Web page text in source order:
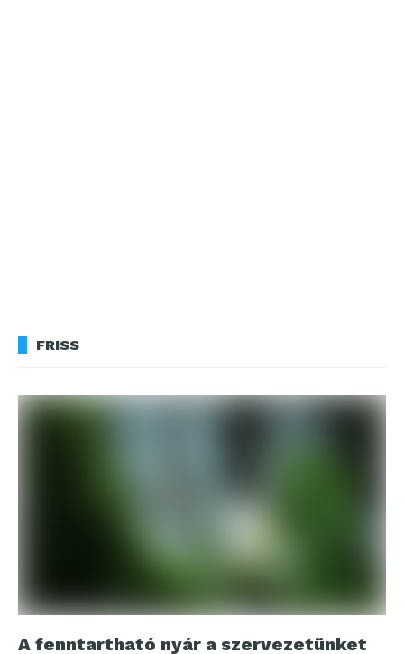
FRISS
A fenntartható nyár a szervezetünket